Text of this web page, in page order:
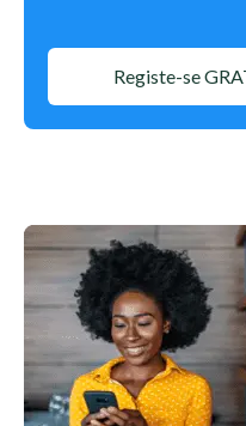
Registe-se